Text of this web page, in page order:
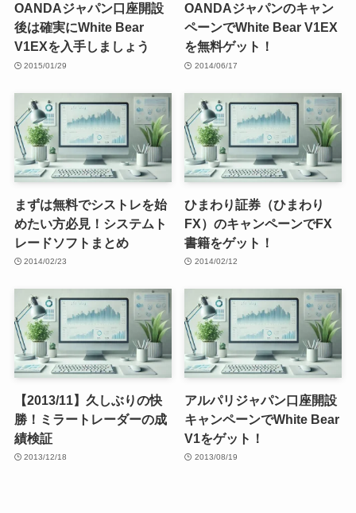
OANDAジャパン口座開設
後は確実にWhite Bear
V1EXを入手しましょう
2015/01/29
OANDAジャパンのキャン
ペーンでWhite Bear V1EX
を無料ゲット！
2014/06/17
まずは無料でシストレを始
めたい方必見！システムト
レードソフトまとめ
2014/02/23
ひまわり証券（ひまわり
FX）のキャンペーンでFX
書籍をゲット！
2014/02/12
【2013/11】久しぶりの快
勝！ミラートレーダーの成
績検証
2013/12/18
アルパリジャパン口座開設
キャンペーンでWhite Bear
V1をゲット！
2013/08/19